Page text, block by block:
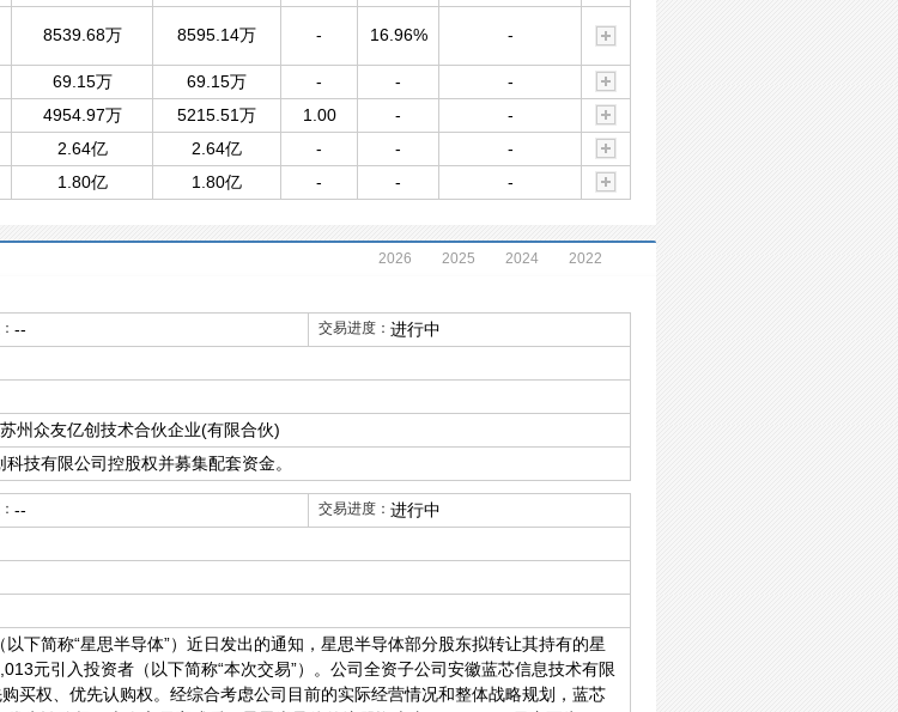
8539.68万 8595.14万 - 16.96% -
69.15万 69.15万 - - -
4954.97万 5215.51万 1.00 - -
2.64亿 2.64亿 - - -
1.80亿 1.80亿 - - -
2026 2025 2024 2022
-- 交易进度： 进行中
州众友亿创技术合伙企业(有限合伙)
技有限公司控股权并募集配套资金。
-- 交易进度： 进行中
下简称“星思半导体”）近日发出的通知，星思半导体部分股东拟转让其持有的星
元引入投资者（以下简称“本次交易”）。公司全资子公司安徽蓝芯信息技术有限
买权、优先认购权。经综合考虑公司目前的实际经营情况和整体战略规划，蓝芯